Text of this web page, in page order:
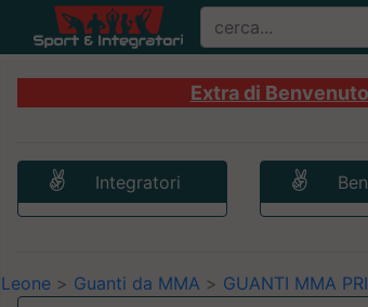
Extra di
Integratori
Leone > Guanti da MMA > GUANTI MMA